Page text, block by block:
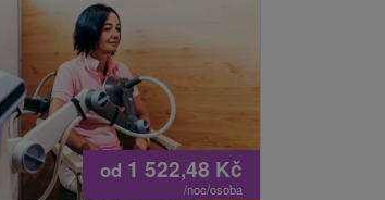
od 1 522,48 Kč
/noc/osoba